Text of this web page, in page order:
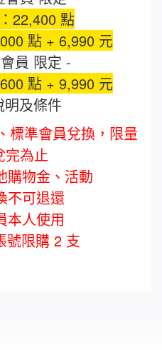
22,400 點
點 + 6,990 元
員 限定 -
點 + 9,990 元
明及條件
標準會員兌換，限量
完為止
購物金、活動
不可退還
本人使用
號限購 2 支